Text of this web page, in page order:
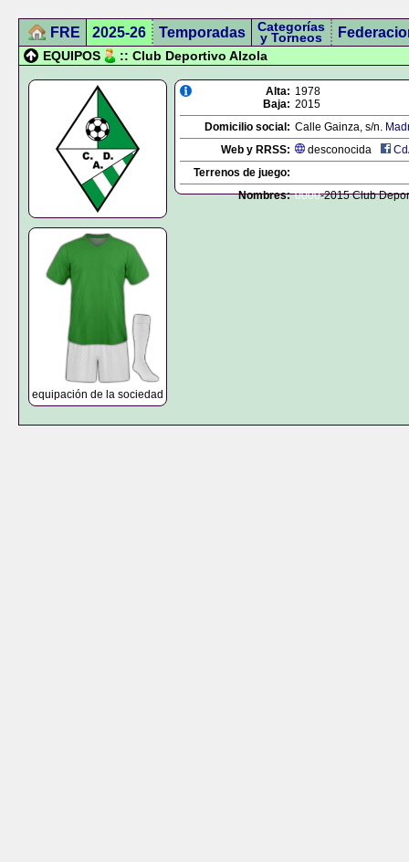
FRE 2025-26 Temporadas Categorías
y Torneos
EQUIPOS :: Club Deportivo Alzola
equipación de la sociedad
Alta: 1978
Baja: 2015
Domicilio social: Calle Gainza, s/n.
Web y RRSS:
desconocida
Terrenos de juego:
Nombres: 0000-2015 Club